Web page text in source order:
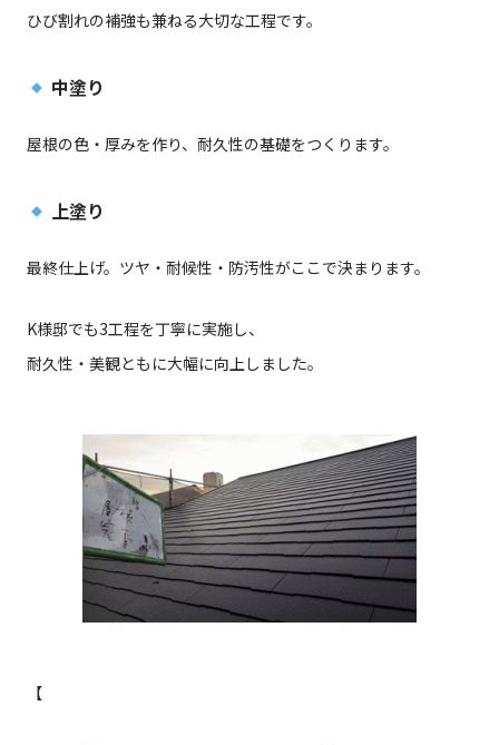
ひび割れの補強も兼ねる大切な工程です。
中塗り
屋根の色・厚みを作り、耐久性の基礎をつくります。
上塗り
最終仕上げ。ツヤ・耐候性・防汚性がここで決まります。
K様邸でも3工程を丁寧に実施し、
耐久性・美観ともに大幅に向上しました。
【